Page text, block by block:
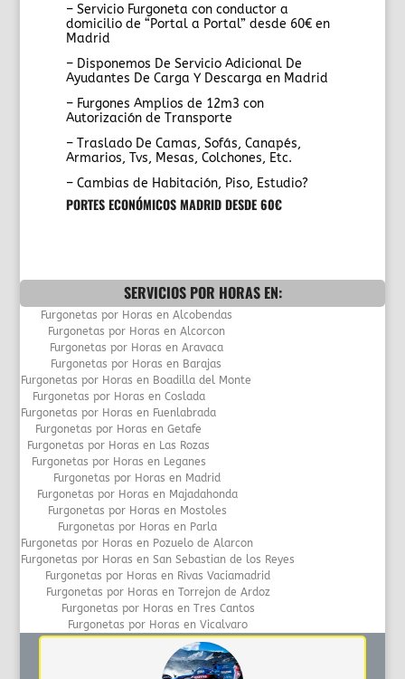
– Servicio Furgoneta con conductor a
domicilio de “Portal a Portal” desde 60€ en
Madrid
– Disponemos De Servicio Adicional De
Ayudantes De Carga Y Descarga en Madrid
– Furgones Amplios de 12m3 con
Autorización de Transporte
– Traslado De Camas, Sofás, Canapés,
Armarios, Tvs, Mesas, Colchones, Etc.
– Cambias de Habitación, Piso, Estudio?
PORTES ECONÓMICOS MADRID DESDE 60€
SERVICIOS POR HORAS EN:
Furgonetas por Horas en Alcobendas
Furgonetas por Horas en Alcorcon
Furgonetas por Horas en Aravaca
Furgonetas por Horas en Barajas
Furgonetas por Horas en Boadilla del Monte
Furgonetas por Horas en Coslada
Furgonetas por Horas en Fuenlabrada
Furgonetas por Horas en Getafe
Furgonetas por Horas en Las Rozas
Furgonetas por Horas en Leganes
Furgonetas por Horas en Madrid
Furgonetas por Horas en Majadahonda
Furgonetas por Horas en Mostoles
Furgonetas por Horas en Parla
Furgonetas por Horas en Pozuelo de Alarcon
Furgonetas por Horas en San Sebastian de los Reyes
Furgonetas por Horas en Rivas Vaciamadrid
Furgonetas por Horas en Torrejon de Ardoz
Furgonetas por Horas en Tres Cantos
Furgonetas por Horas en Vicalvaro